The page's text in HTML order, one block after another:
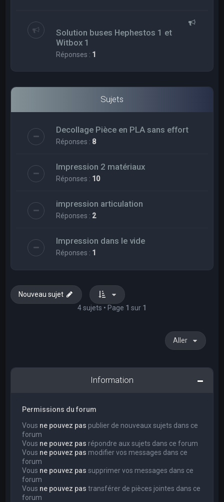
Solution buses Hephestos 1 et
Witbox 1
Réponses : 1
Sujets
Decollage Pièce en PLA sans effort
Réponses : 8
Impression 2 matériaux
Réponses : 10
impression articulation
Réponses : 2
Impression dans le vide
Réponses : 1
Nouveau sujet
4 sujets • Page 1 sur 1
Aller
Information
Permissions du forum
Vous ne pouvez pas publier de nouveaux sujets dans ce
forum
Vous ne pouvez pas répondre aux sujets dans ce forum
Vous ne pouvez pas modifier vos messages dans ce
forum
Vous ne pouvez pas supprimer vos messages dans ce
forum
Vous ne pouvez pas transférer de pièces jointes dans ce
forum